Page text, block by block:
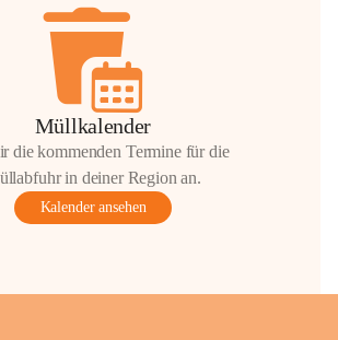
Müllkalender
die kommenden Termine für die
in deiner Region an.
Kalender ansehen